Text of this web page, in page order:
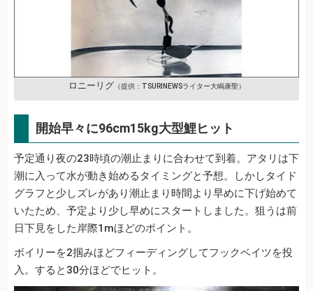
ロニーリグ （提供：TSURINEWSライター大嶋康聖）
開始早々に96cm15kg大型鯉ヒット
予定通り夜の23時頃の潮止まりに合わせて到着。アタリは下
潮に入って水が動き始めるタイミングと予想。しかしタイド
グラフと少しズレがあり潮止まり時間より早めに下げ始めて
いたため、予定より少し早めにスタートしました。狙うは前
日下見をした岸際1mほどのポイント。
ボイリーを2掴みほどフィーディングしてフックベイツを投
入。すると30分ほどでヒット。